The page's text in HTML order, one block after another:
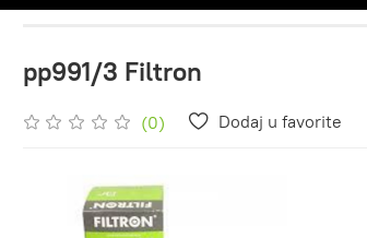
pp991/3 Filtron
(0) Dodaj u favorite